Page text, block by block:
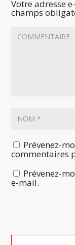
Votre adresse
champs
Prévenez-
commentaires
Prévenez-
e-mail.